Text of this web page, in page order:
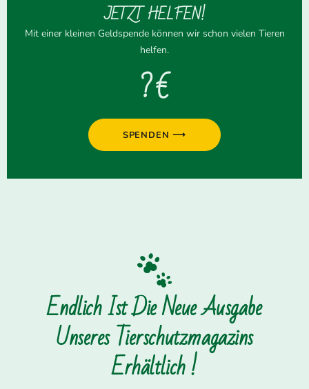
JETZT HELFEN!
Mit einer kleinen Geldspende können wir schon vielen Tieren
helfen.
? €
SPENDEN ⟶
Endlich Ist Die Neue Ausgabe
Unseres Tierschutzmagazins
Erhältlich !